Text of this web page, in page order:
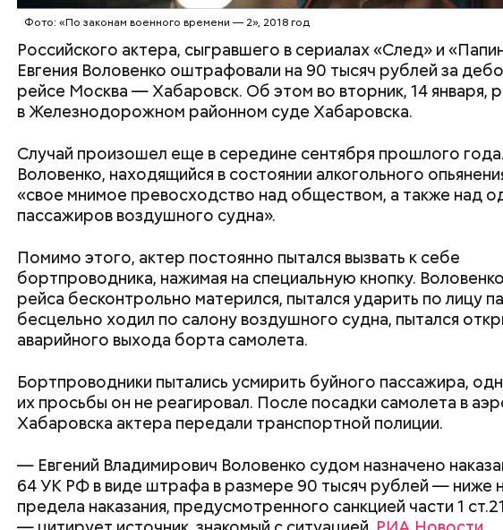
Фото: «По законам военного времени — 2», 2018 год
Российского актера, сыгравшего в сериалах «След» и
Евгения Воловенко оштрафовали на 90 тысяч рублей за
рейсе Москва — Хабаровск. Об этом во вторник, 14 января,
в Железнодорожном районном суде Хабаровска.
Случай произошел еще в середине сентября прошлого года.
Воловенко, находящийся в состоянии алкогольного
«свое мнимое превосходство над обществом, а также над
пассажиров воздушного судна».
Помимо этого, актер постоянно пытался вызвать к себе
бортпроводника, нажимая на специальную кнопку.
рейса бесконтрольно матерился, пытался ударить по лицу
бесцельно ходил по салону воздушного судна, пытался
аварийного выхода борта самолета.
Бортпроводники пытались усмирить буйного пассажира,
их просьбы он не реагировал. После посадки самолета в
Хабаровска актера передали транспортной полиции.
— Евгений Владимирович Воловенко судом назначено
64 УК РФ в виде штрафа в размере 90 тысяч рублей — ниже
предела наказания, предусмотренного санкцией части 1
кабачок;
петрушка;
чеснок;
оливковое масло;
Как поменять батареи дома и
не получить штраф
Как получить до
рублей от
трудной